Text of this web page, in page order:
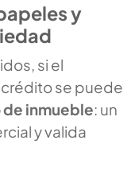
y
si el
se puede
de inmueble: un
y valida